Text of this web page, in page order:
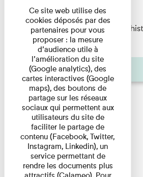
Lecture
Philippe Artières — Le dos de
l’auteur accompagné de ...
Pages
Ce site web utilise des
cookies déposés par des
partenaires pour vous
proposer : la mesure
d’audience utile à
l’amélioration du site
(Google analytics), des
cartes interactives (Google
maps), des boutons de
partage sur les réseaux
sociaux qui permettent aux
utilisateurs du site de
faciliter le partage de
contenu (Facebook, Twitter,
Instagram, Linkedin), un
service permettant de
rendre les documents plus